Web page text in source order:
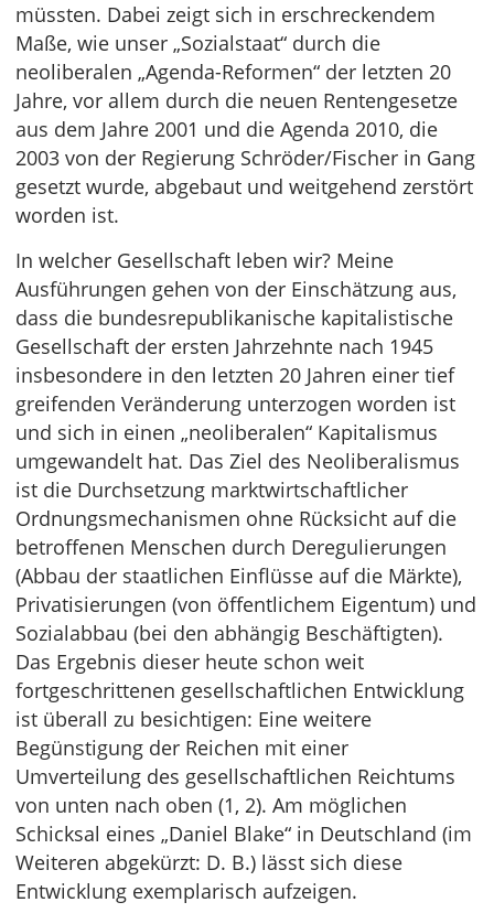
müssten. Dabei zeigt sich in erschreckendem
Maße, wie unser „Sozialstaat“ durch die
neoliberalen „Agenda-Reformen“ der letzten 20
Jahre, vor allem durch die neuen Rentengesetze
aus dem Jahre 2001 und die Agenda 2010, die
2003 von der Regierung Schröder/Fischer in Gang
gesetzt wurde, abgebaut und weitgehend zerstört
worden ist.
In welcher Gesellschaft leben wir? Meine
Ausführungen gehen von der Einschätzung aus,
dass die bundesrepublikanische kapitalistische
Gesellschaft der ersten Jahrzehnte nach 1945
insbesondere in den letzten 20 Jahren einer tief
greifenden Veränderung unterzogen worden ist
und sich in einen „neoliberalen“ Kapitalismus
umgewandelt hat. Das Ziel des Neoliberalismus
ist die Durchsetzung marktwirtschaftlicher
Ordnungsmechanismen ohne Rücksicht auf die
betroffenen Menschen durch Deregulierungen
(Abbau der staatlichen Einflüsse auf die Märkte),
Privatisierungen (von öffentlichem Eigentum) und
Sozialabbau (bei den abhängig Beschäftigten).
Das Ergebnis dieser heute schon weit
fortgeschrittenen gesellschaftlichen Entwicklung
ist überall zu besichtigen: Eine weitere
Begünstigung der Reichen mit einer
Umverteilung des gesellschaftlichen Reichtums
von unten nach oben (1, 2). Am möglichen
Schicksal eines „Daniel Blake“ in Deutschland (im
Weiteren abgekürzt: D. B.) lässt sich diese
Entwicklung exemplarisch aufzeigen.